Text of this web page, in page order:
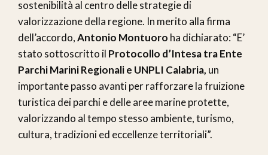
sostenibilità al centro delle strategie di
valorizzazione della regione. In merito alla firma
dell’accordo,Antonio Montuoro ha dichiarato: “E’
stato sottoscritto il Protocollo d’Intesa tra Ente
Parchi Marini Regionali e UNPLI Calabria, un
importante passo avanti per rafforzare la fruizione
turistica dei parchi e delle aree marine protette,
valorizzando al tempo stesso ambiente, turismo,
cultura, tradizioni ed eccellenze territoriali”.